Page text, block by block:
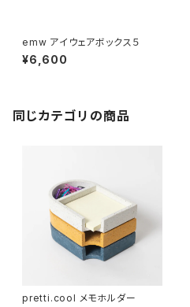
emw アイウェアボックス５
¥6,600
同じカテゴリの商品
pretti.cool メモホルダー